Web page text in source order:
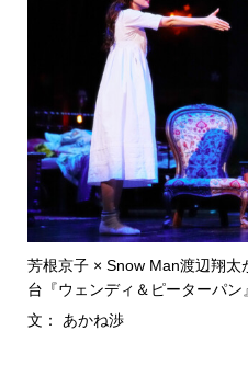
芳根京子 × Snow Man渡辺翔
台『ウェンディ＆ピーターパン
文： あかね渉